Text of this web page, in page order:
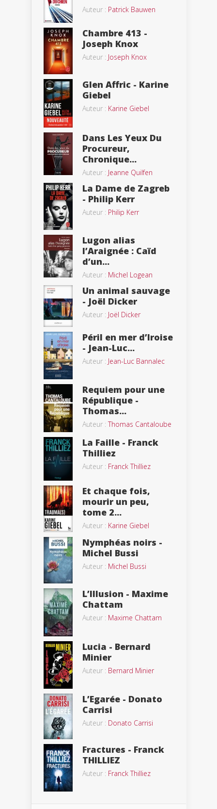
Auteur : Patrick Bauwen
Chambre 413 -
Joseph Knox
Auteur : Joseph Knox
Glen Affric - Karine
Giebel
Auteur : Karine Giebel
Dans Les Yeux Du
Procureur,
Chronique...
Auteur : Jeanne Quilfen
La Dame de Zagreb
- Philip Kerr
Auteur : Philip Kerr
Lugon alias
l’Araignée : Caïd
d’un...
Auteur : Michel Logean
Un animal sauvage
- Joël Dicker
Auteur : Joël Dicker
Péril en mer d’Iroise
- Jean-Luc...
Auteur : Jean-Luc Bannalec
Requiem pour une
République -
Thomas...
Auteur :Thomas Cantaloube
La Faille - Franck
Thilliez
Auteur : Franck Thilliez
Et chaque fois,
mourir un peu,
tome 2...
Auteur : Karine Giebel
Nymphéas noirs -
Michel Bussi
Auteur : Michel Bussi
L’Illusion - Maxime
Chattam
Auteur : Maxime Chattam
Lucia - Bernard
Minier
Auteur : Bernard Minier
L’Egarée - Donato
Carrisi
Auteur : Donato Carrisi
Fractures - Franck
THILLIEZ
Auteur : Franck Thilliez